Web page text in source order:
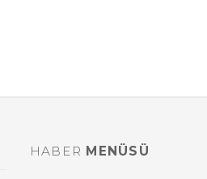
HABER MENÜSÜ